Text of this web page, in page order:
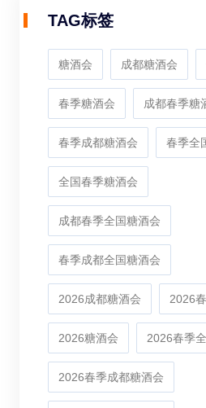
TAG标签
糖酒会 成都糖酒会
春季糖酒会 成都春季糖
春季成都糖酒会 春季全
全国春季糖酒会
成都春季全国糖酒会
春季成都全国糖酒会
2026成都糖酒会 2026
2026糖酒会 2026春季
2026春季成都糖酒会